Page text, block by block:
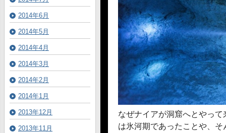
なぜナイアが洞窟へとやっ
は氷河期であったことや、
2014年6月
2014年5月
2014年4月
2014年3月
2014年2月
2014年1月
2013年12月
2013年11月